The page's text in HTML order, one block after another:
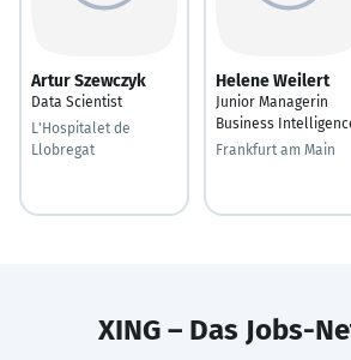
Artur Szewczyk
Data Scientist
L'Hospitalet de
Llobregat
Helene Weilert
Junior Managerin
Business
Frankfurt am Main
XING – Das Jobs-